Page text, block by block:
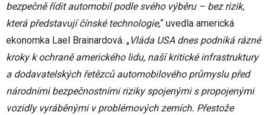
bezpečně řídit automobil podle svého výběru – bez rizik,
která představují čínské technologie,“ uvedla americká
ekonomka Lael Brainardová. „Vláda USA dnes podniká rázné
kroky k ochraně amerického lidu, naší kritické infrastruktury
a dodavatelských řetězců automobilového průmyslu před
národními bezpečnostními riziky spojenými s propojenými
vozidly vyráběnými v problémových zemích. Přestože